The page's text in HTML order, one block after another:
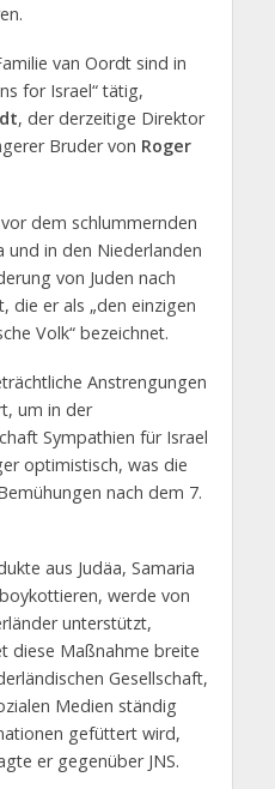
van Oordt sind in
for Israel“ tätig,
, der derzeitige Direktor
Bruder von Roger
dem schlummernden
und in den Niederlanden
von Juden nach
die er als „den einzigen
Volk“ bezeichnet.
Anstrengungen
um in der
Sympathien für Israel
optimistisch, was die
nach dem 7.
aus Judäa, Samaria
werde von
unterstützt,
diese Maßnahme breite
Gesellschaft,
Medien ständig
gefüttert wird,
er gegenüber JNS.